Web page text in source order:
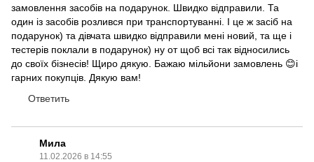
замовлення засобів на подарунок. Швидко відправили. Та
один із засобів розлився при транспортуванні. І це ж засіб на
подарунок) та дівчата швидко відправили мені новий, та ще і
тестерів поклали в подарунок) ну от щоб всі так відносились
до своїх бізнесів! Щиро дякую. Бажаю мільйони замовлень 😊і
гарних покупців. Дякую вам!
Ответить
Мила
11.02.2026 в 14:55